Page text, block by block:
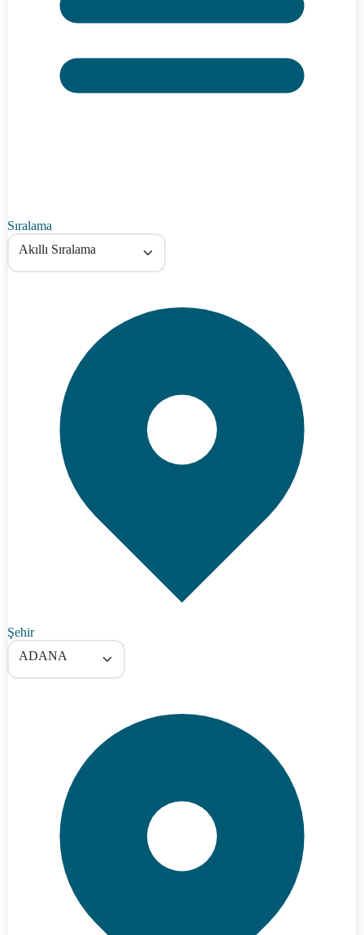
Sıralama
Akıllı Sıralama
Şehir
ADANA